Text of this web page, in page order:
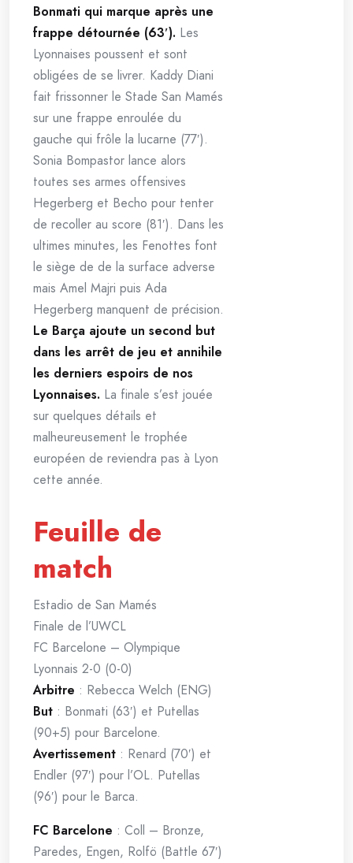
Bonmati qui marque après une
frappe détournée (63′). Les
Lyonnaises poussent et sont
obligées de se livrer. Kaddy Diani
fait frissonner le Stade San Mamés
sur une frappe enroulée du
gauche qui frôle la lucarne (77′).
Sonia Bompastor lance alors
toutes ses armes offensives
Hegerberg et Becho pour tenter
de recoller au score (81′). Dans les
ultimes minutes, les Fenottes font
le siège de de la surface adverse
mais Amel Majri puis Ada
Hegerberg manquent de précision.
Le Barça ajoute un second but
dans les arrêt de jeu et annihile
les derniers espoirs de nos
Lyonnaises. La finale s’est jouée
sur quelques détails et
malheureusement le trophée
européen de reviendra pas à Lyon
cette année.
Feuille de
match
Estadio de San Mamés
Finale de l’UWCL
FC Barcelone – Olympique
Lyonnais 2-0 (0-0)
Arbitre : Rebecca Welch (ENG)
But : Bonmati (63′) et Putellas
(90+5) pour Barcelone.
Avertissement : Renard (70′) et
Endler (97′) pour l’OL. Putellas
(96′) pour le Barca.
FC Barcelone : Coll – Bronze,
Paredes, Engen, Rolfö (Battle 67′)